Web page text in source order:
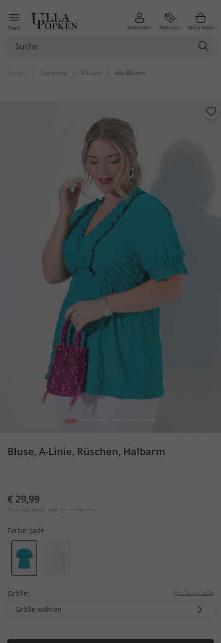
Menü Anmelden Aktionen Warenkorb
| Startseite | Blusen | alle Blusen
1
Bluse, A-Linie, Rüschen, Halbarm
€ 29,99
Preis inkl. MwSt. zzgl. Versandkosten
Farbe: jade
Größe: Größentabelle
Größe wählen